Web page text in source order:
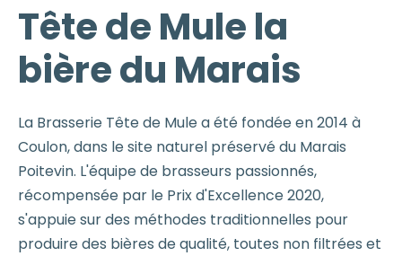
Tête de Mule la
bière du Marais
La Brasserie Tête de Mule a été fondée en 2014 à
Coulon, dans le site naturel préservé du Marais
Poitevin. L'équipe de brasseurs passionnés,
récompensée par le Prix d'Excellence 2020,
s'appuie sur des méthodes traditionnelles pour
produire des bières de qualité, toutes non filtrées et